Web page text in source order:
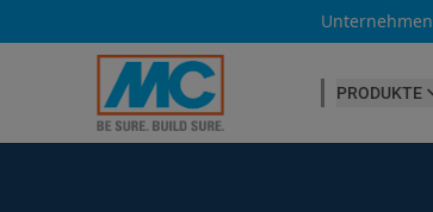
Unternehmen
PRODUKTE